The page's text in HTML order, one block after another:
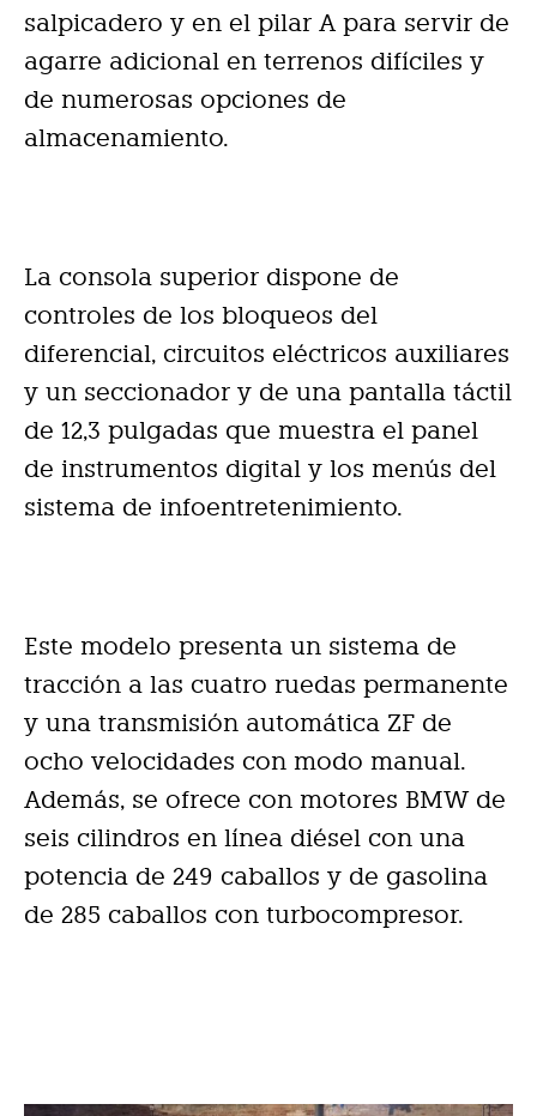
salpicadero y en el pilar A para servir de
agarre adicional en terrenos difíciles y
de numerosas opciones de
almacenamiento.
La consola superior dispone de
controles de los bloqueos del
diferencial, circuitos eléctricos auxiliares
y un seccionador y de una pantalla táctil
de 12,3 pulgadas que muestra el panel
de instrumentos digital y los menús del
sistema de infoentretenimiento.
Este modelo presenta un sistema de
tracción a las cuatro ruedas permanente
y una transmisión automática ZF de
ocho velocidades con modo manual.
Además, se ofrece con motores BMW de
seis cilindros en línea diésel con una
potencia de 249 caballos y de gasolina
de 285 caballos con turbocompresor.